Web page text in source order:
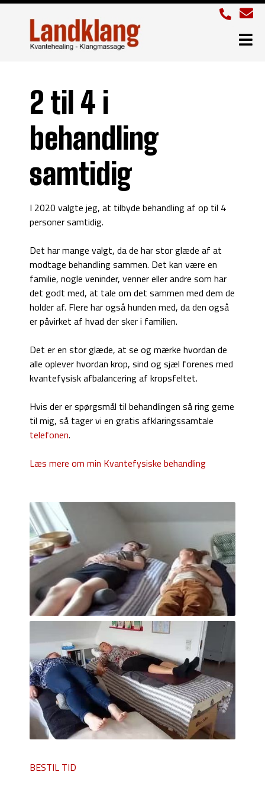
2 til 4 i
behandling
samtidig
I 2020 valgte jeg, at tilbyde behandling af op til 4
personer samtidig.
Det har mange valgt, da de har stor glæde af at
modtage behandling sammen. Det kan være en
familie, nogle veninder, venner eller andre som har
det godt med, at tale om det sammen med dem de
holder af. Flere har også hunden med, da den også
er påvirket af hvad der sker i familien.
Det er en stor glæde, at se og mærke hvordan de
alle oplever hvordan krop, sind og sjæl forenes med
kvantefysisk afbalancering af kropsfeltet.
Hvis der er spørgsmål til behandlingen så ring gerne
til mig, så tager vi en gratis afklaringssamtale
telefonen.
Læs mere om min Kvantefysiske behandling
BESTIL TID